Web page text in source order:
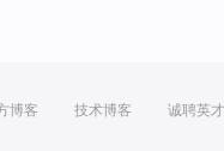
博客 技术博客 诚聘英才